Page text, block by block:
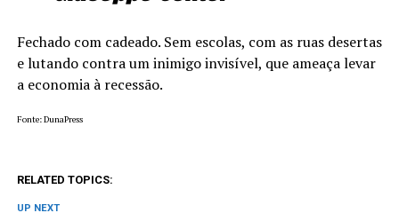
Fechado com cadeado. Sem escolas, com as ruas desertas
e lutando contra um inimigo invisível, que ameaça levar
a economia à recessão.
Fonte: DunaPress
RELATED TOPICS:
UP NEXT